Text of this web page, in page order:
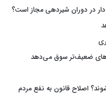
در دوران شیردهی مجاز است؟
ضعیف‌تر سوق می‌دهد
اصلاح قانون به نفع مردم